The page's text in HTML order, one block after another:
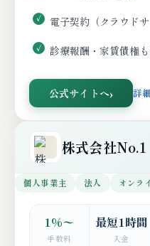
電子契約（クラウド
診療報酬・家賃債権
公式サイトへ 詳
株式会社No.1
個人事業主 法人 オンラ
1%〜
手数料
最短1時間
入金